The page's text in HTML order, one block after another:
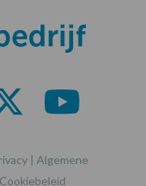
| Algemene
Cookiebeleid